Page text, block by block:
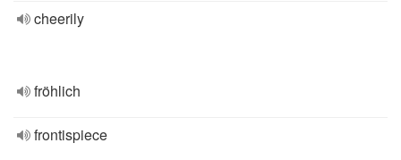
cheerily
fröhlich
frontispiece